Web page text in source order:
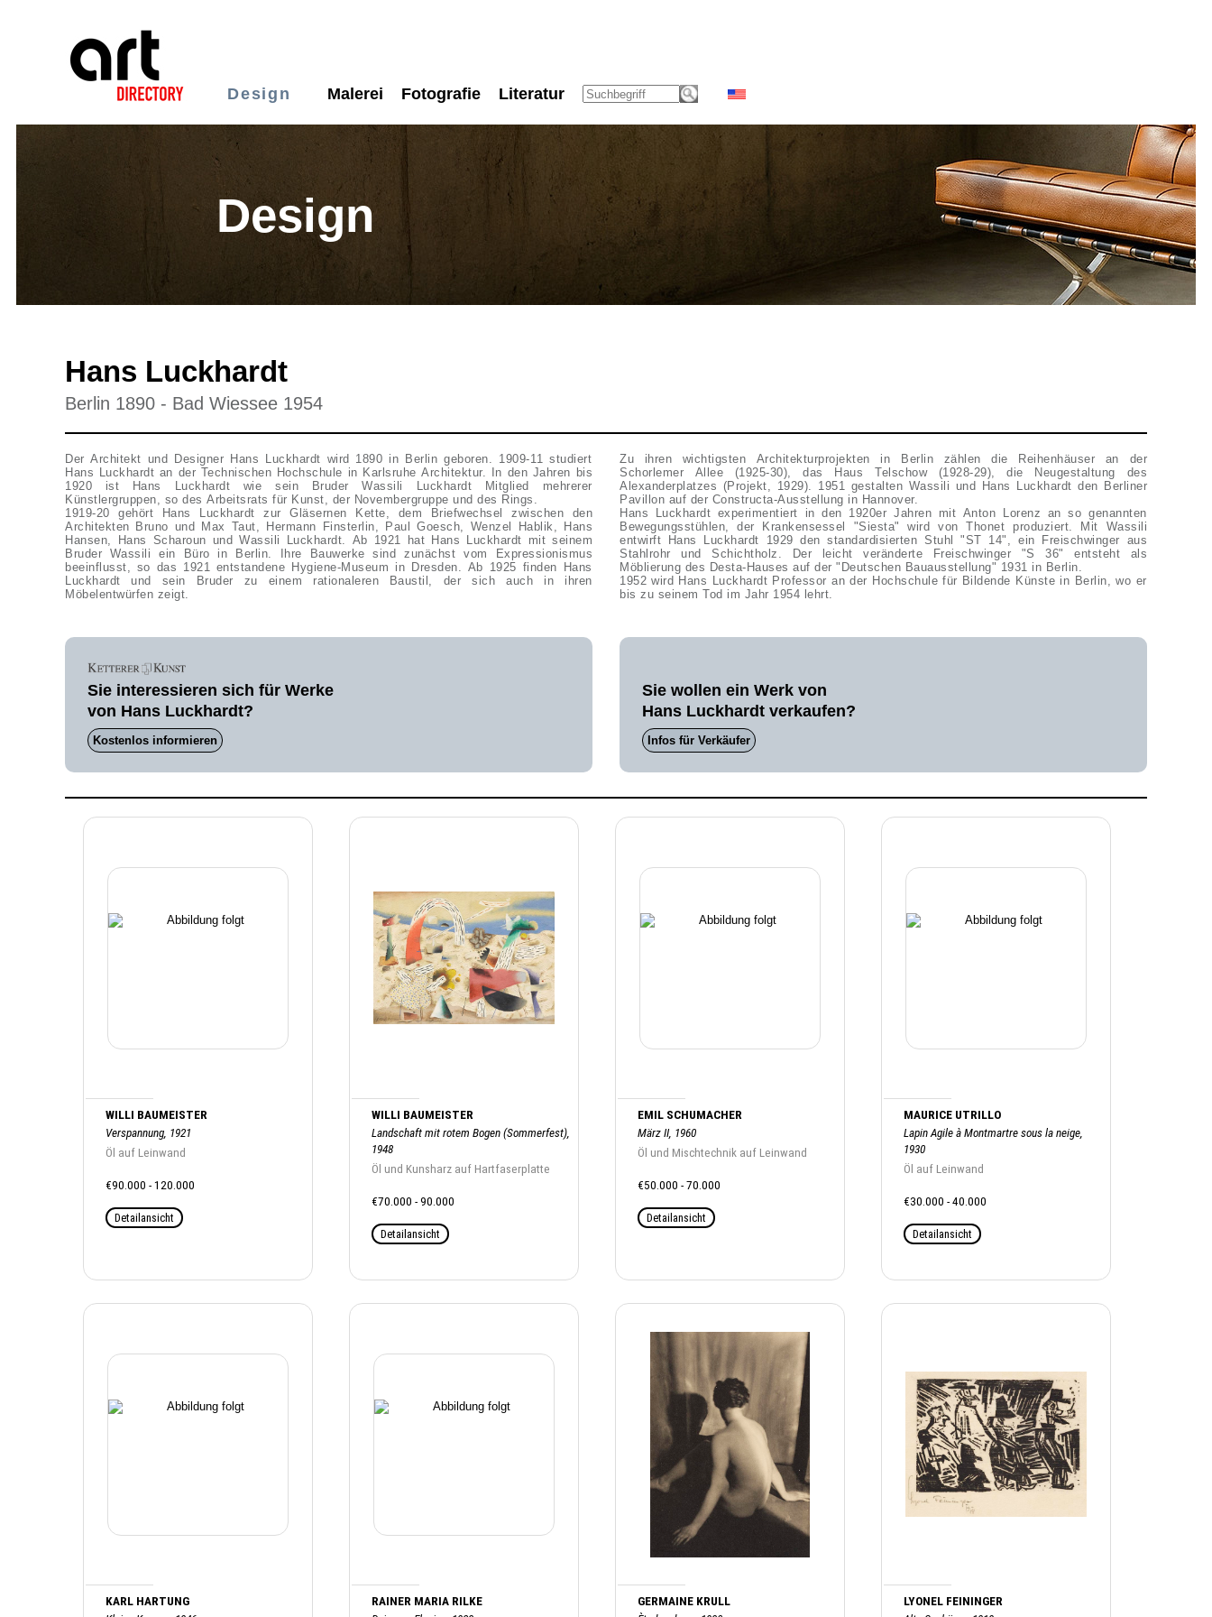
Design Malerei Fotografie Literatur
Design
Hans Luckhardt
Berlin 1890 - Bad Wiessee 1954
Der Architekt und Designer Hans Luckhardt wird 1890 in Berlin geboren. 1909-11 studiert
Hans Luckhardt an der Technischen Hochschule in Karlsruhe Architektur. In den Jahren bis
1920 ist Hans Luckhardt wie sein Bruder Wassili Luckhardt Mitglied mehrerer
Künstlergruppen, so des Arbeitsrats für Kunst, der Novembergruppe und des Rings.
1919-20 gehört Hans Luckhardt zur Gläsernen Kette, dem Briefwechsel zwischen den
Architekten Bruno und Max Taut, Hermann Finsterlin, Paul Goesch, Wenzel Hablik, Hans
Hansen, Hans Scharoun und Wassili Luckhardt. Ab 1921 hat Hans Luckhardt mit seinem
Bruder Wassili ein Büro in Berlin. Ihre Bauwerke sind zunächst vom Expressionismus
beeinflusst, so das 1921 entstandene Hygiene-Museum in Dresden. Ab 1925 finden Hans
Luckhardt und sein Bruder zu einem rationaleren Baustil, der sich auch in ihren
Möbelentwürfen zeigt.
Zu ihren wichtigsten Architekturprojekten in Berlin zählen die Reihenhäuser an der
Schorlemer Allee (1925-30), das Haus Telschow (1928-29), die Neugestaltung des
Alexanderplatzes (Projekt, 1929). 1951 gestalten Wassili und Hans Luckhardt den Berliner
Pavillon auf der Constructa-Ausstellung in Hannover.
Hans Luckhardt experimentiert in den 1920er Jahren mit Anton Lorenz an so genannten
Bewegungsstühlen, der Krankensessel "Siesta" wird von Thonet produziert. Mit Wassili
entwirft Hans Luckhardt 1929 den standardisierten Stuhl "ST 14", ein Freischwinger aus
Stahlrohr und Schichtholz. Der leicht veränderte Freischwinger "S 36" entsteht als
Möblierung des Desta-Hauses auf der "Deutschen Bauausstellung" 1931 in Berlin.
1952 wird Hans Luckhardt Professor an der Hochschule für Bildende Künste in Berlin, wo er
bis zu seinem Tod im Jahr 1954 lehrt.
Sie interessieren sich für Werke
von Hans Luckhardt?
Kostenlos informieren
Sie wollen ein Werk von
Hans Luckhardt verkaufen?
Infos für Verkäufer
WILLI BAUMEISTER
Verspannung, 1921
Öl auf Leinwand
€90.000 - 120.000
Detailansicht
WILLI BAUMEISTER
Landschaft mit rotem Bogen (Sommerfest),
1948
Öl und Kunsharz auf Hartfaserplatte
€70.000 - 90.000
Detailansicht
EMIL SCHUMACHER
März II, 1960
Öl und Mischtechnik auf Leinwand
€50.000 - 70.000
Detailansicht
MAURICE UTRILLO
Lapin Agile à Montmartre sous la neige,
1930
Öl auf Leinwand
€30.000 - 40.000
Detailansicht
KARL HARTUNG
RAINER MARIA RILKE
GERMAINE KRULL
LYONEL FEININGER